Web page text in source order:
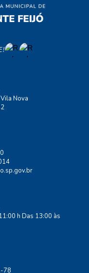
Nova
h Das 13:00 às
78